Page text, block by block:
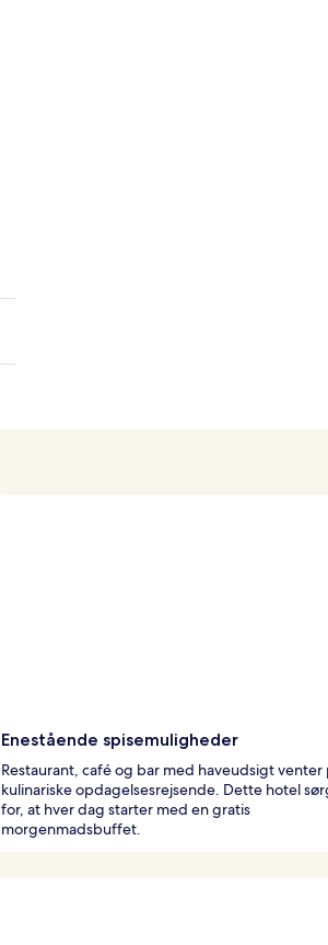
Enestående spisemuligheder
Restaurant, café og bar med haveudsigt venter
kulinariske opdagelsesrejsende. Dette hotel
for, at hver dag starter med en gratis
morgenmadsbuffet.